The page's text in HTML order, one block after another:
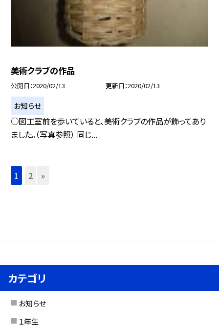
美術クラブの作品
公開日 2020/02/13 更新日 2020/02/13
お知らせ
○図工室前を歩いていると、美術クラブの作品が飾ってあり
ました。（写真参照） 同じ...
1 2 »
カテゴリ
お知らせ
１年生